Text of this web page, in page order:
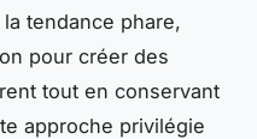
tendance phare,
pour créer des
tout en conservant
approche privilégie